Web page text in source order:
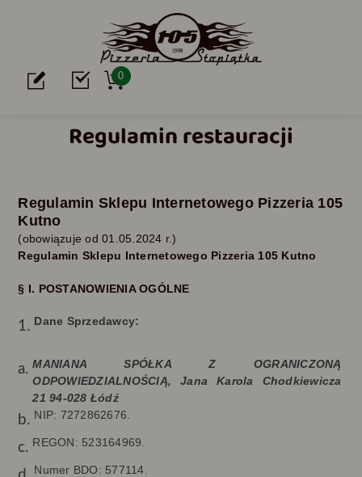
0
Regulamin restauracji
Regulamin Sklepu Internetowego Pizzeria 105
Kutno
(obowiązuje od01.05. 2024 r.)
Regulamin Sklepu Internetowego Pizzeria 105 Kutno
§ I. POSTANOWIENIA OGÓLNE
Dane Sprzedawcy:
MANIANA SPÓŁKA Z OGRANICZONĄ
ODPOWIEDZIALNOŚCIĄ, Jana Karola Chodkiewicza
21 94-028 Łódź
NIP: 7272862676.
REGON: 523164969.
Numer BDO: 577114.